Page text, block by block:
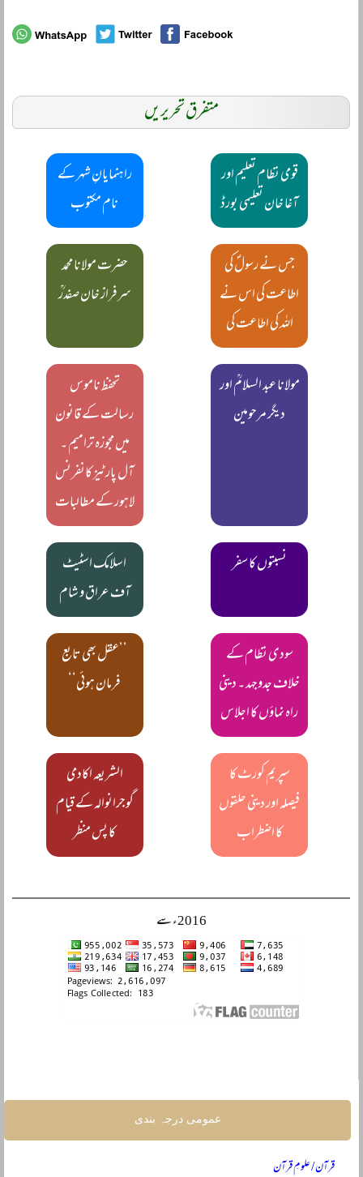
متفرق تحریریں
قومی نظام تعلیم اور
آغا خان تعلیمی بورڈ
راہنمایانِ شہر کے
نام مکتوب
جس نے رسولؐ کی
اطاعت کی اس نے
اللہ کی اطاعت کی
حضرت مولانا محمد
سرفراز خان صفدرؒ
مولانا عبد السلامؒ اور
دیگر مرحومین
تحفظ ناموس
رسالت کے قانون
میں مجوزہ ترامیم ۔
آل پارٹیز کانفرنس
لاہور کے مطالبات
نسبتوں کا سفر
اسلامک اسٹیٹ
آف عراق و شام
سودی نظام کے
خلاف جدوجہد ۔ دینی
راہ نماؤں کا اجلاس
’’عقل بھی تابع
فرمان ہوئی‘‘
سپریم کورٹ کا
فیصلہ اور دینی حلقوں
کا اضطراب
الشریعہ اکادمی
گوجرانوالہ کے قیام
کا پس منظر
2016ء سے
عمومی درجہ بندی
قرآن / علومِ قرآن